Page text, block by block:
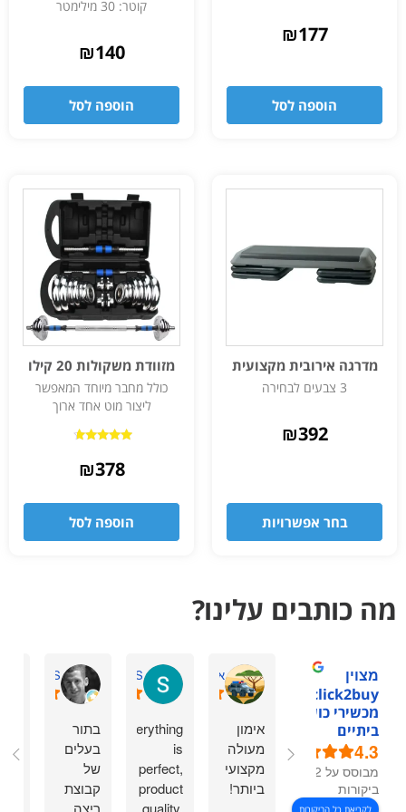
₪177
הוספה לסל
קוטר: 30 מילימטר
₪140
הוספה לסל
מדרגה אירובית מקצועית
3 צבעים לבחירה
₪392
בחר אפשרויות
מזוודת משקולות 20 קילו
כולל מחבר מיוחד המאפשר
ליצור מוט אחד ארוך
4.50
מתוך 5₪378
הוספה לסל
מה כותבים עלינו?
מצוין
מכשירי כושר
ביתיים
4.3
מבוסס על 92
ביקורות
לקריאת כל הביקורות
אסתר דביר ה.
אימון
מעולה
מקצועי
ביותר!
Sasha S.
Everything
is
perfect,
product
quality,
David S.
בתור
בעלים
של
קבוצת
ריצה